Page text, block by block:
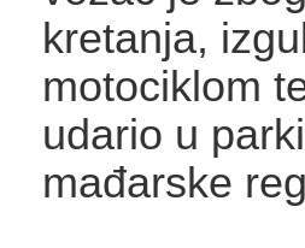
kretanja,
motociklom
udario u
mađarske